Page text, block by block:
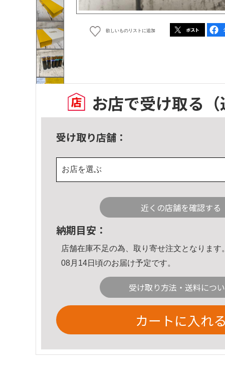
欲しいものリストに追加
お店で受け取る
受け取り店舗：
お店を選ぶ
近くの店舗を確認する
納期目安：
店舗在庫不足の為、取り寄せ注文となります。
08月14日頃のお届け予定です。
受け取り方法・送料につ
カートに入れる